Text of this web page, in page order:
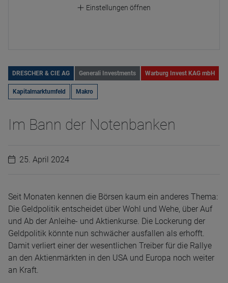
Einstellungen öffnen
DRESCHER & CIE AG Generali Investments Warburg Invest KAG mbH
Kapitalmarktumfeld Makro
Im Bann der Notenbanken
25. April 2024
Seit Monaten kennen die Börsen kaum ein anderes Thema:
Die Geldpolitik entscheidet über Wohl und Wehe, über Auf
und Ab der Anleihe- und Aktienkurse. Die Lockerung der
Geldpolitik könnte nun schwächer ausfallen als erhofft.
Damit verliert einer der wesentlichen Treiber für die Rallye
an den Aktienmärkten in den USA und Europa noch weiter
an Kraft.